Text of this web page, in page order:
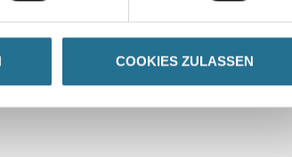
COOKIES ZULASSEN
DATENBLÄTTER